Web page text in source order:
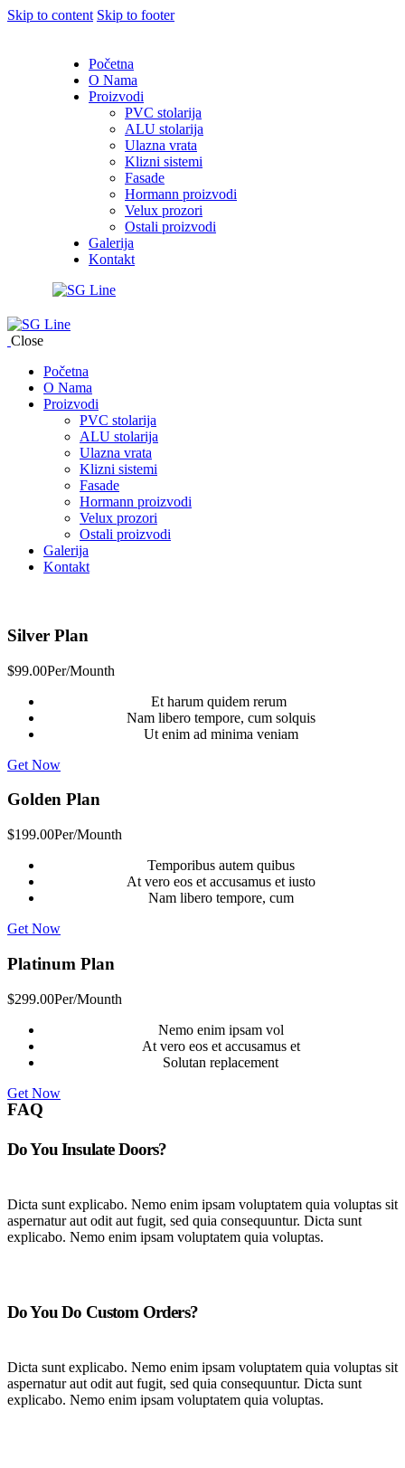
Skip to content Skip to footer
Početna
O Nama
Proizvodi
PVC stolarija
ALU stolarija
Ulazna vrata
Klizni sistemi
Fasade
Hormann proizvodi
Velux prozori
Ostali proizvodi
Galerija
Kontakt
Close
Početna
O Nama
Proizvodi
PVC stolarija
ALU stolarija
Ulazna vrata
Klizni sistemi
Fasade
Hormann proizvodi
Velux prozori
Ostali proizvodi
Galerija
Kontakt
Silver Plan
$99.00Per/Mounth
Et harum quidem rerum
Nam libero tempore, cum solquis
Ut enim ad minima veniam
Get Now
Golden Plan
$199.00Per/Mounth
Temporibus autem quibus
At vero eos et accusamus et iusto
Nam libero tempore, cum
Get Now
Platinum Plan
$299.00Per/Mounth
Nemo enim ipsam vol
At vero eos et accusamus et
Solutan replacement
Get Now
FAQ
Do You Insulate Doors?
Dicta sunt explicabo. Nemo enim ipsam voluptatem quia voluptas sit
aspernatur aut odit aut fugit, sed quia consequuntur. Dicta sunt
explicabo. Nemo enim ipsam voluptatem quia voluptas.
Do You Do Custom Orders?
Dicta sunt explicabo. Nemo enim ipsam voluptatem quia voluptas sit
aspernatur aut odit aut fugit, sed quia consequuntur. Dicta sunt
explicabo. Nemo enim ipsam voluptatem quia voluptas.